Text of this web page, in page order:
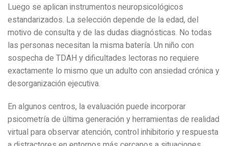
Luego se aplican instrumentos neuropsicológicos
estandarizados. La selección depende de la edad, del
motivo de consulta y de las dudas diagnósticas. No todas
las personas necesitan la misma batería. Un niño con
sospecha de TDAH y dificultades lectoras no requiere
exactamente lo mismo que un adulto con ansiedad crónica y
desorganización ejecutiva.
En algunos centros, la evaluación puede incorporar
psicometría de última generación y herramientas de realidad
virtual para observar atención, control inhibitorio y respuesta